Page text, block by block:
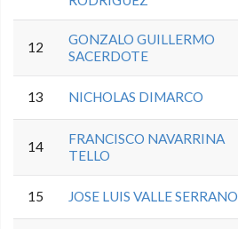
12
GONZALO GUILLERMO
SACERDOTE
13 NICHOLAS DIMARCO
14
FRANCISCO NAVARRINA
TELLO
15 JOSE LUIS VALLE SERRANO